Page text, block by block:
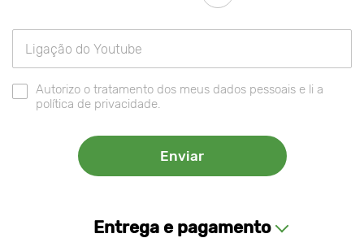
Autorizo o tratamento dos meus dados pessoais e li a
política de privacidade.
Entrega e pagamento